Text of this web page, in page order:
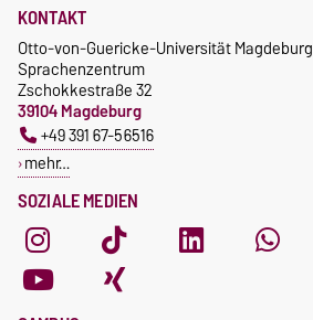
SOZIALE MEDIEN
KONTAKT
Otto-von-Guericke-Universität Magdeburg
Sprachenzentrum
Zschokkestraße 32
39104 Magdeburg
+49 391 67-56516
mehr…